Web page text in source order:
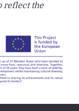
reflect the